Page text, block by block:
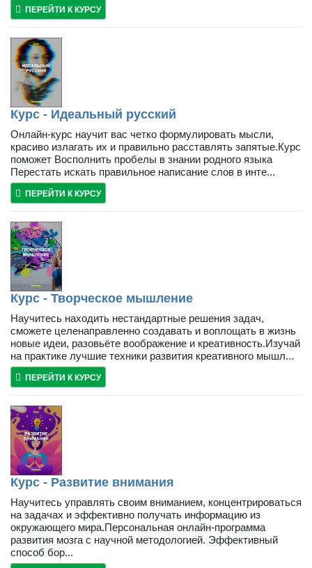
ПЕРЕЙТИ К КУРСУ
Курс - Идеальный русский
Онлайн-курс научит вас четко формулировать мысли,
красиво излагать их и правильно расставлять запятые.Курс
поможет Восполнить пробелы в знании родного языка
Перестать искать правильное написание слов в инте...
ПЕРЕЙТИ К КУРСУ
Курс - Творческое мышление
Научитесь находить нестандартные решения задач,
сможете целенаправленно создавать и воплощать в жизнь
новые идеи, разовьёте воображение и креативность.Изучай
на практике лучшие техники развития креативного мышл...
ПЕРЕЙТИ К КУРСУ
Курс - Развитие внимания
Научитесь управлять своим вниманием, концентрироваться
на задачах и эффективно получать информацию из
окружающего мира.Персональная онлайн-программа
развития мозга с научной методологией. Эффективный
способ бор...